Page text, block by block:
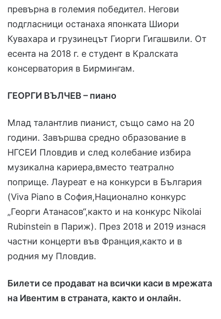
превърна в големия победител. Негови
подгласници останаха японката Шиори
Кувахара и грузинецът Гиорги Гигашвили. От
есента на 2018 г. е студент в Кралската
консерватория в Бирмингам.
ГЕОРГИ ВЪЛЧЕВ – пиано
Млад талантлив пианист, също само на 20
години. Завършва средно образование в
НГСЕИ Пловдив и след колебание избира
музикална кариера,вместо театрално
поприще. Лауреат е на конкурси в България
(Viva Piano в София,Национално конкурс
„Георги Атанасов“,както и на конкурс Nikolai
Rubinstein в Париж). През 2018 и 2019 изнася
частни концерти във Франция,както и в
родния му Пловдив.
Билети се продават на всички каси в мрежата
на Ивентим в страната, както и онлайн.